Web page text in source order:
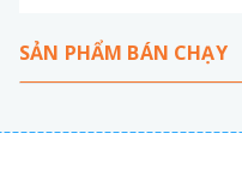
SẢN PHẨM BÁN CHẠY